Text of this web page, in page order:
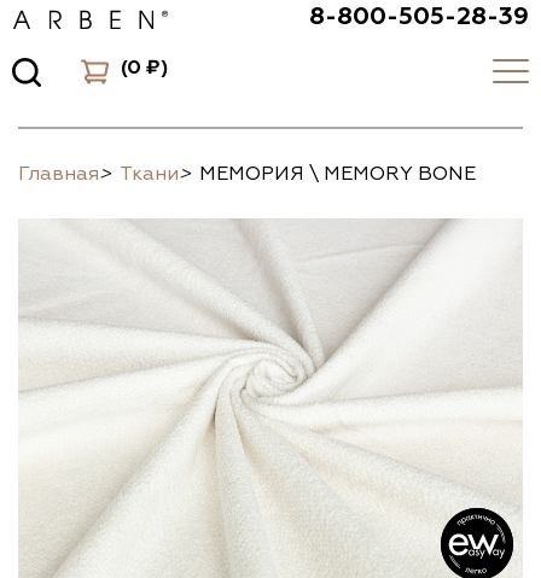
8-800-505-28-39
(0 ₽)
Главная> Ткани> МЕМОРИЯ \ MEMORY BONE